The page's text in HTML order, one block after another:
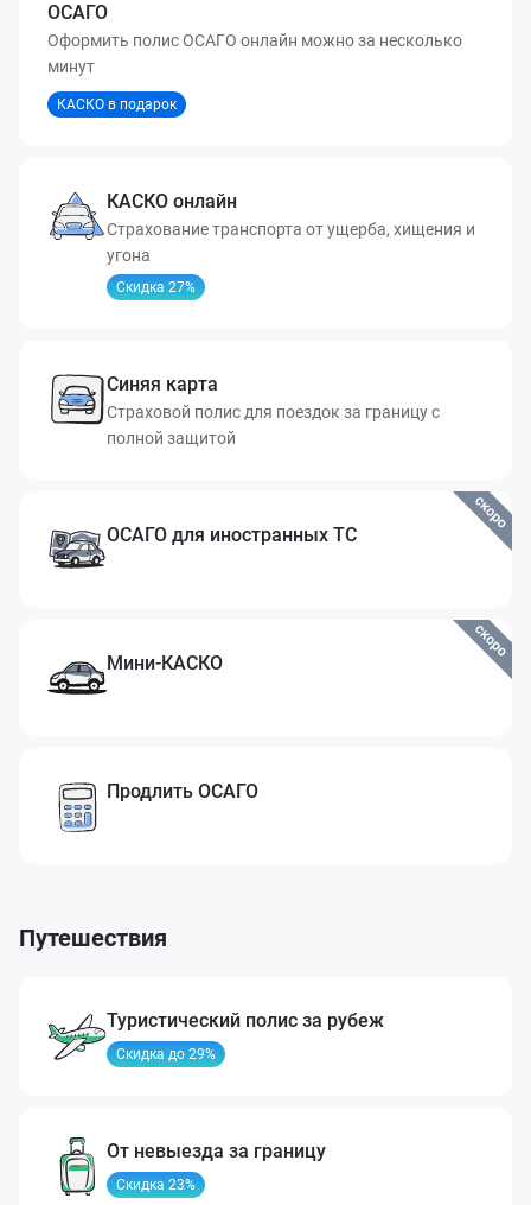
ОСАГО
Оформить полис ОСАГО онлайн можно за несколько
минут
КАСКО в подарок
КАСКО онлайн
Страхование транспорта от ущерба, хищения и
угона
Скидка 27%
Синяя карта
Страховой полис для поездок за границу с
полной защитой
ОСАГО для иностранных ТС
Мини-КАСКО
Продлить ОСАГО
Путешествия
Туристический полис за рубеж
Скидка до 29%
От невыезда за границу
Скидка 23%